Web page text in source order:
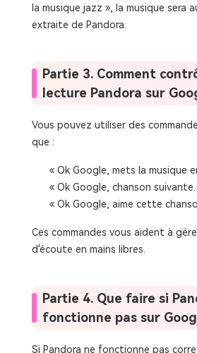
la musique jazz », la musique sera
extraite de Pandora.
Partie 3. Comment
lecture Pandora sur
Vous pouvez utiliser des
que :
« Ok Google, mets la musique
« Ok Google, chanson suivante.
« Ok Google, aime cette
Ces commandes vous aident à
d'écoute en mains libres.
Partie 4. Que faire si
fonctionne pas sur
Si Pandora ne fonctionne pas